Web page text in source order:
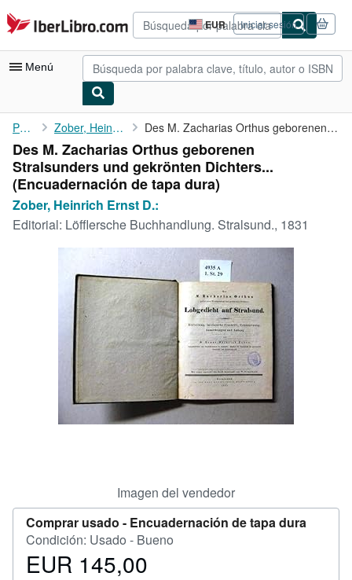
Pasar al contenido principal
IberLibro.com EUR
Preferencias
de
compra
del
Iniciar sesión
Menú
Mi cuenta
Consultar mis pedidos
Búsqueda avanzada
Colecciones
Comenzar a vender
CERRAR
Portada Zober, Heinrich Ernst D.: Des M. Zacharias Orthus geborenen Stralsunders und gekrönten ...
Des M. Zacharias Orthus geborenen
Stralsunders und gekrönten Dichters...
(Encuadernación de tapa dura)
Zober, Heinrich Ernst D.:
Editorial: Löfflersche Buchhandlung. Stralsund., 1831
Imagen del vendedor
Comprar usado - Encuadernación de tapa dura
Condición: Usado - Bueno
Precio
EUR 145,00